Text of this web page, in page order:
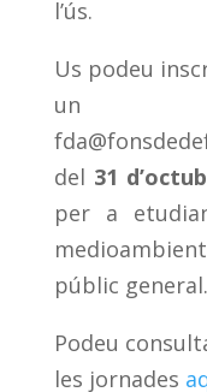
l’ús.
Us podeu
un
del 31
per a
públic general.
Podeu
les jornades